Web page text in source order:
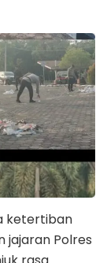
ketertiban
jajaran Polres